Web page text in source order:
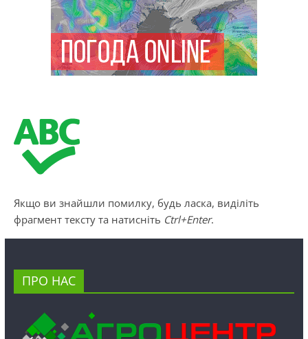
Якщо ви знайшли помилку, будь ласка, виділіть
фрагмент тексту та натисніть Ctrl+Enter.
ПРО НАС